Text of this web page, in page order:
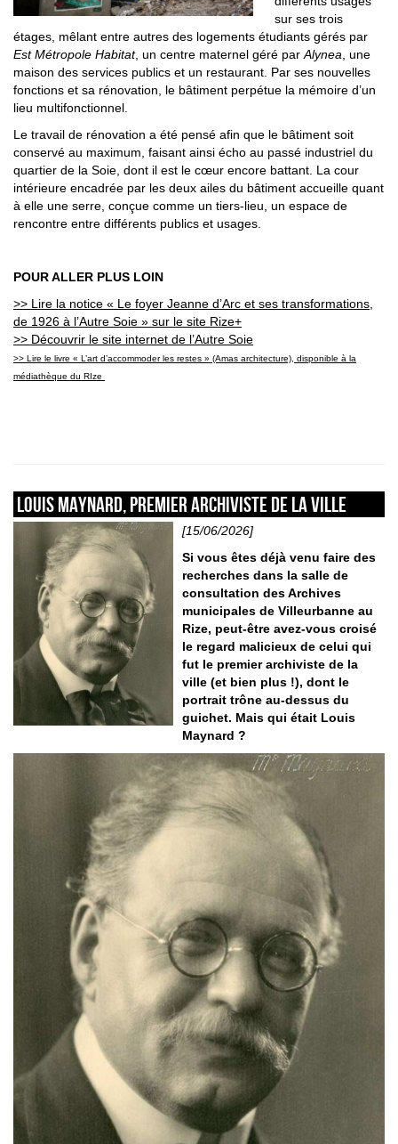
sur ses trois
étages, mêlant entre autres des logements étudiants gérés par
Est Métropole Habitat, un centre maternel géré par Alynea , une
maison des services publics et un restaurant. Par ses nouvelles
fonctions et sa rénovation, le bâtiment perpétue la mémoire d’un
lieu multifonctionnel.
Le travail de rénovation a été pensé afin que le bâtiment soit
conservé au maximum, faisant ainsi écho au passé industriel du
quartier de la Soie, dont il est le cœur encore battant. La cour
intérieure encadrée par les deux ailes du bâtiment accueille quant
à elle une serre, conçue comme un tiers-lieu, un espace de
rencontre entre différents publics et usages.
POUR ALLER PLUS LOIN
>> Lire la notice « Le foyer Jeanne d’Arc et ses transformations,
de 1926 à l’Autre Soie » sur le site Rize+
>> Découvrir le site internet de l’Autre Soie
>> Lire le livre « L’art d’accommoder les restes » (Amas architecture), disponible à la
médiathèque du RIze
Louis Maynard, premier archiviste de la ville
[15/06/2026]
Si vous êtes déjà venu faire des
recherches dans la salle de
consultation des Archives
municipales de Villeurbanne au
Rize, peut-être avez-vous croisé
le regard malicieux de celui qui
fut le premier archiviste de la
ville (et bien plus !), dont le
portrait trône au-dessus du
guichet. Mais qui était Louis
Maynard ?